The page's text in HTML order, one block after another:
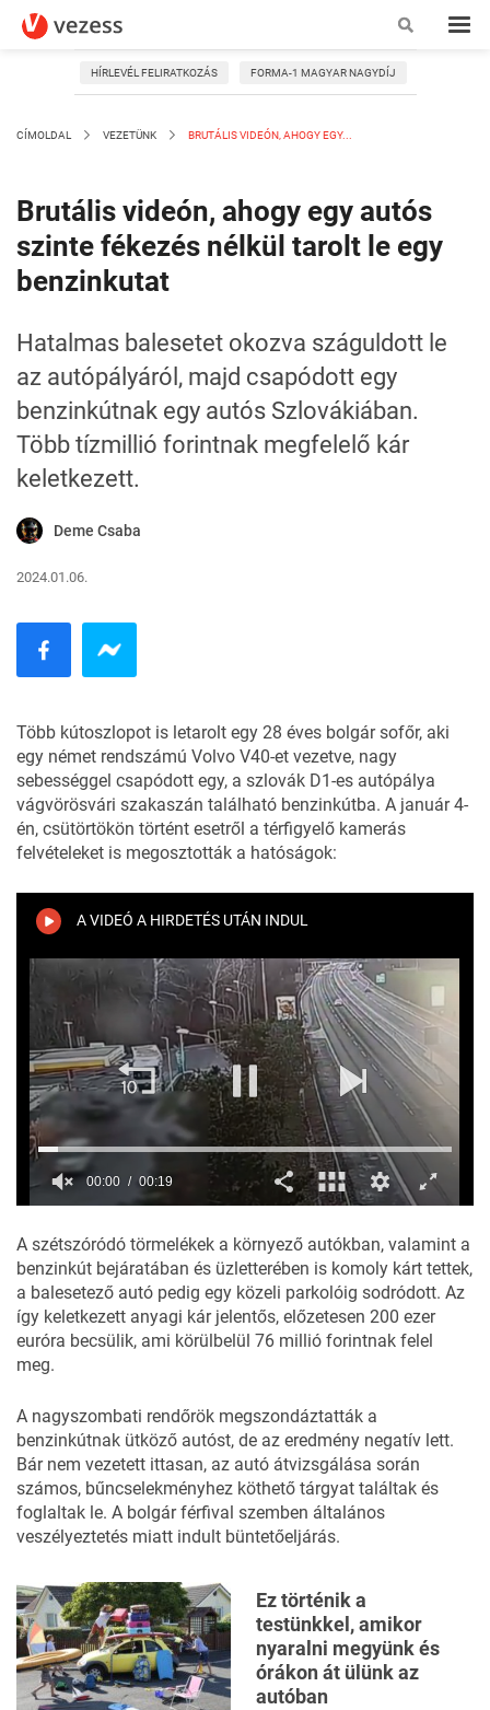
HÍRLEVÉL FELIRATKOZÁS FORMA-1 MAGYAR NAGYDÍJ
CÍMOLDAL VEZETÜNK BRUTÁLIS VIDEÓN, AHOGY EGY...
Brutális videón, ahogy egy autós
szinte fékezés nélkül tarolt le egy
benzinkutat
Hatalmas balesetet okozva száguldott le
az autópályáról, majd csapódott egy
benzinkútnak egy autós Szlovákiában.
Több tízmillió forintnak megfelelő kár
keletkezett.
Deme Csaba
2024.01.06.
Több kútoszlopot is letarolt egy 28 éves bolgár sofőr, aki
egy német rendszámú Volvo V40-et vezetve, nagy
sebességgel csapódott egy, a szlovák D1-es autópálya
vágvörösvári szakaszán található benzinkútba. A január 4-
én, csütörtökön történt esetről a térfigyelő kamerás
felvételeket is megosztották a hatóságok:
A VIDEÓ A HIRDETÉS UTÁN INDUL
A szétszóródó törmelékek a környező autókban, valamint a
benzinkút bejáratában és üzletterében is komoly kárt tettek,
a balesetező autó pedig egy közeli parkolóig sodródott. Az
így keletkezett anyagi kár jelentős, előzetesen 200 ezer
euróra becsülik, ami körülbelül 76 millió forintnak felel
meg.
A nagyszombati rendőrök megszondáztatták a
benzinkútnak ütköző autóst, de az eredmény negatív lett.
Bár nem vezetett ittasan, az autó átvizsgálása során
számos, bűncselekményhez köthető tárgyat találtak és
foglaltak le. A bolgár férfival szemben általános
veszélyeztetés miatt indult büntetőeljárás.
Ez történik a
testünkkel, amikor
nyaralni megyünk és
órákon át ülünk az
autóban